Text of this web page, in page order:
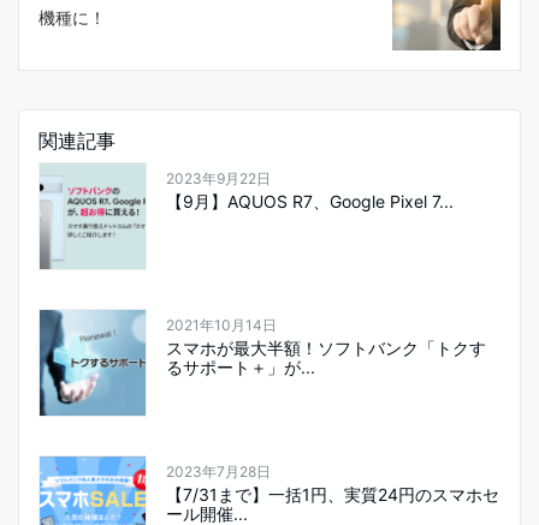
機種に！
関連記事
2023年9月22日
【9月】AQUOS R7、Google Pixel 7...
2021年10月14日
スマホが最大半額！ソフトバンク「トクす
るサポート＋」が...
2023年7月28日
【7/31まで】一括1円、実質24円のスマホセ
ール開催...